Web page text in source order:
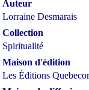
Auteur
Lorraine Desmarais
Collection
Spiritualité
Maison d'édition
Les Éditions Quebecor